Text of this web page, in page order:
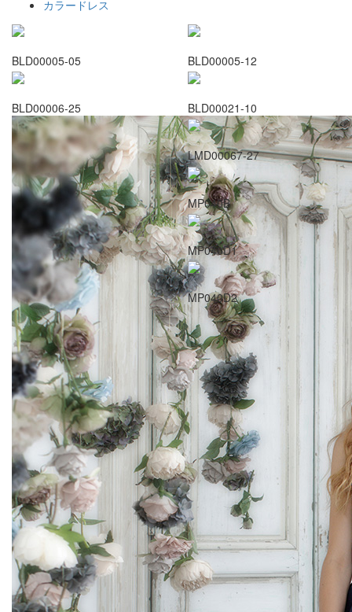
カラードレス
BLD00005-05 BLD00005-12
BLD00006-25 BLD00021-10
LMD00067-27
MP040B
MP040D1
MP040D2